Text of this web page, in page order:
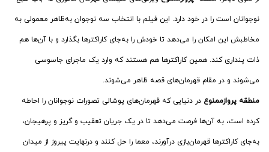
نوجوانان است را در خود دارد. این فیلم با انتخاب سه نوجوان به‌ظاهر معمولی به
مخاطبش این امکان را می‌دهد تا خودش را به‌جای کاراکترها بگذارد و با آن‌ها هم
ذات پنداری کند. همین کاراکترها هم هستند که وارد یک ماجرای جاسوسی
می‌شوند و در مقام قهرمان‌های قصه ظاهر می‌شوند.
منطقه پروازممنوع در دنیایی که قهرمان‌های پوشالی تصورات نوجوانان را احاطه
کرده است، به آن‌ها فرصت می‌دهد تا در یک جریان تعقیب و گریز و پرهیجان،
به‌جای کاراکترها قهرمان‌بازی درآورند، معما را حل کنند و درنهایت پیروز از میدان